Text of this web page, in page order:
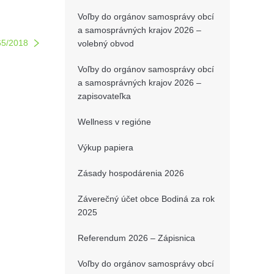
2018
Voľby do orgánov samosprávy obcí
a samosprávných krajov 2026 –
volebný obvod
Voľby do orgánov samosprávy obcí
a samosprávných krajov 2026 –
zapisovateľka
Wellness v regióne
Výkup papiera
Zásady hospodárenia 2026
Záverečný účet obce Bodiná za rok
2025
Referendum 2026 – Zápisnica
Voľby do orgánov samosprávy obcí